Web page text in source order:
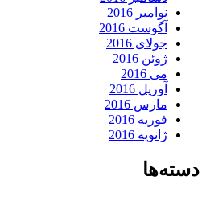
نوامبر 2016
آگوست 2016
جولای 2016
ژوئن 2016
می 2016
آوریل 2016
مارس 2016
فوریه 2016
ژانویه 2016
دسته‌ها